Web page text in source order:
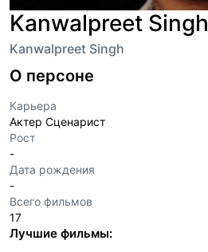
Kanwalpreet Singh
Kanwalpreet Singh
О персоне
Карьера
Актер Сценарист
Рост
-
Дата рождения
-
Всего фильмов
17
Лучшие фильмы: